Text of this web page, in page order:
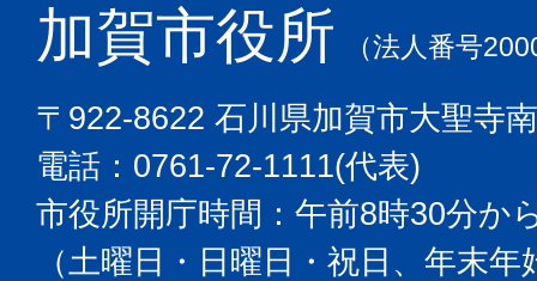
加賀市役所 （法人番号
〒922-8622 石川県加賀市大聖寺
電話：0761-72-1111(代表)
市役所開庁時間：午前8時30分か
（土曜日・日曜日・祝日、年末